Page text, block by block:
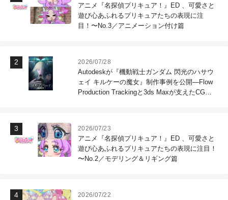
アニメ『名探偵プリキュア！』ED 、可愛さと
遊び心あふれるプリキュアたちの表現に注
目！〜No.3／アニメーション付け篇
2026/07/28
Autodeskが『機動戦士ガンダム 閃光のハサウ
ェイ キルケーの魔女』制作事例を公開―Flow
Production Trackingと3ds Maxが支えたCG制
2026/07/23
アニメ『名探偵プリキュア！』ED 、可愛さと
遊び心あふれるプリキュアたちの表現に注目！
〜No.2／モデリング＆リギング篇
2026/07/22